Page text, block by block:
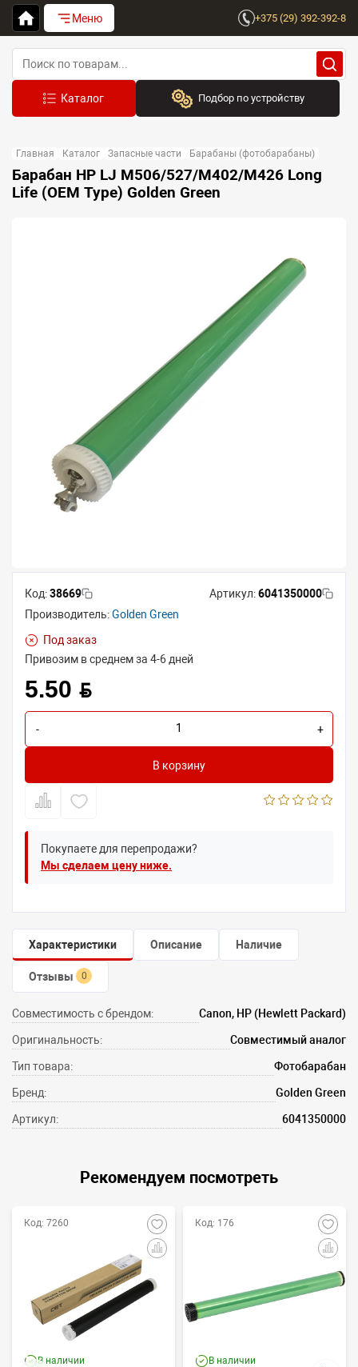
Меню +375 (29) 392-392-8
Подбор по устройству
Выберите бренд
Устройство:
Главная Каталог Запасные части Барабаны (фотобарабаны)
Барабан HP LJ M506/527/M402/M426 Long
Life (OEM Type) Golden Green
Код:38669 Артикул:6041350000
Производитель:Golden Green
Под заказ
Привозим в среднем за 4-6 дней
5.50 BYN
- +
В корзину
Покупаете для перепродажи?
Мы сделаем цену ниже.
Характеристики Описание Наличие
Отзывы 0
Совместимость с брендом: Canon, HP (Hewlett Packard)
Оригинальность: Совместимый аналог
Тип товара: Фотобарабан
Бренд: Golden Green
Артикул: 6041350000
Рекомендуем посмотреть
Код: 7260
В наличии
Код: 176
В наличии